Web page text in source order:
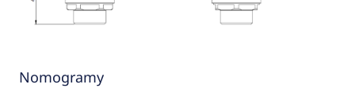
Nomogramy